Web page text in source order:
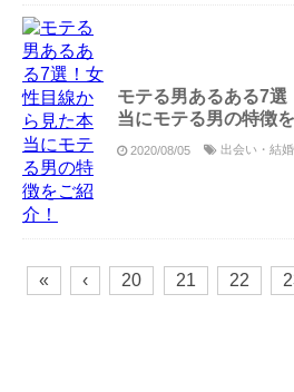
モテる男あるある7
当にモテる男の特徴
2020/08/05 出会い・結婚
« ‹ 20 21 22